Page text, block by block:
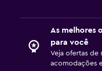
As melhores
para você
Veja ofertas de
acomodações